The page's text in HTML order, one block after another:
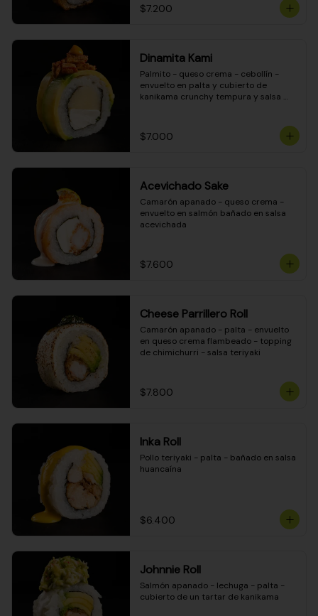
$7.200
Dinamita Kami
Palmito - queso crema - cebollín -
envuelto en palta y cubierto de
kanikama crunchy tempura y salsa
$7.000
Acevichado Sake
Camarón apanado - queso crema -
envuelto en salmón bañado en salsa
acevichada
$7.600
Cheese Parrillero Roll
Camarón apanado - palta - envuelto
en queso crema flambeado - topping
de chimichurri - salsa teriyaki
$7.800
Inka Roll
Pollo teriyaki - palta - bañado en salsa
huancaína
$6.400
Johnnie Roll
Salmón apanado - lechuga - palta -
cubierto de un tartar de kanikama